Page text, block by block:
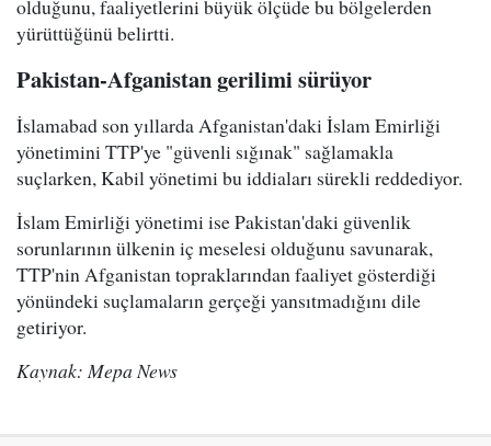
olduğunu, faaliyetlerini büyük ölçüde bu bölgelerden
yürüttüğünü belirtti.
Pakistan-Afganistan gerilimi sürüyor
İslamabad son yıllarda Afganistan'daki İslam Emirliği
yönetimini TTP'ye "güvenli sığınak" sağlamakla
suçlarken, Kabil yönetimi bu iddiaları sürekli reddediyor.
İslam Emirliği yönetimi ise Pakistan'daki güvenlik
sorunlarının ülkenin iç meselesi olduğunu savunarak,
TTP'nin Afganistan topraklarından faaliyet gösterdiği
yönündeki suçlamaların gerçeği yansıtmadığını dile
getiriyor.
Kaynak: Mepa News